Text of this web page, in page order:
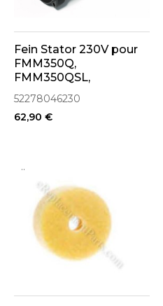
Fein Stator 230V pour
FMM350Q,
FMM350QSL,
MM500PLUS
(52278046230)
52278046230
62,90 €
..